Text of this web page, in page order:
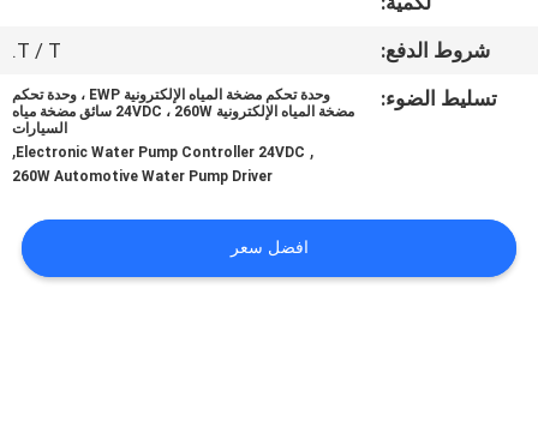
جولة
في
الجودة
شروط الدفع:
T / T.
تسليط الضوء:
وحدة تحكم مضخة المياه الإلكترونية EWP ، وحدة تحكم
مضخة المياه الإلكترونية 24VDC ، 260W سائق مضخة مياه
السيارات
,
Electronic Water Pump Controller 24VDC
,
260W Automotive Water Pump Driver
افضل سعر